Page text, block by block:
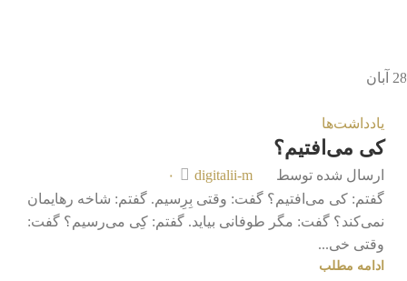
28 آبان
یادداشت‌ها
کی می‌افتیم؟
ارسال شده توسط digitalii-m
۰
گفتم: کی می‌افتیم؟ گفت: وقتی بِرِسیم. گفتم: شاخه رهایمان
نمی‌کند؟ گفت: مگر طوفانی بیاید. گفتم: کِی می‌رسیم؟ گفت:
وقتی خی...
ادامه مطلب